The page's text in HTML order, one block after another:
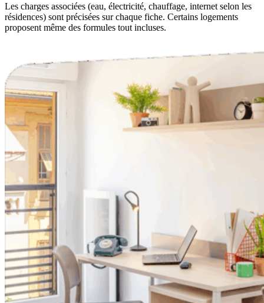
Les charges associées (eau, électricité, chauffage, internet selon les
résidences) sont précisées sur chaque fiche. Certains logements
proposent même des formules tout incluses.